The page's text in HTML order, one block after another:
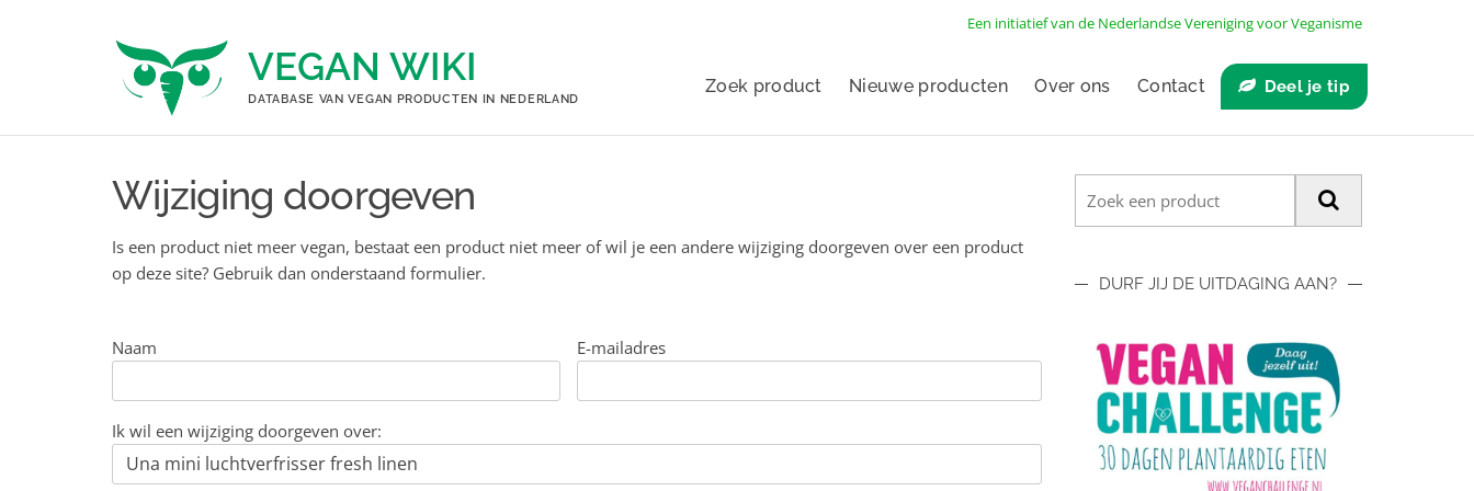
Een initiatief van de Nederlandse Vereniging voor Veganisme
VEGAN WIKI
DATABASE VAN VEGAN PRODUCTEN IN NEDERLAND
Zoek product Nieuwe producten Over ons Contact Deel je tip
Wijziging doorgeven
Is een product niet meer vegan, bestaat een product niet meer of wil je een andere wijziging doorgeven over een product
op deze site? Gebruik dan onderstaand formulier.
Naam E-mailadres
Ik wil een wijziging doorgeven over:
DURF JIJ DE UITDAGING AAN?